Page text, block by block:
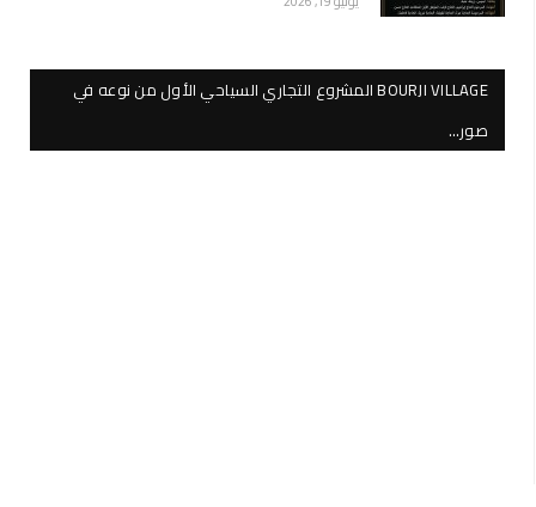
BOURJI VILLAGE المشروع التجاري السياحي الأول من نوعه في
صور…